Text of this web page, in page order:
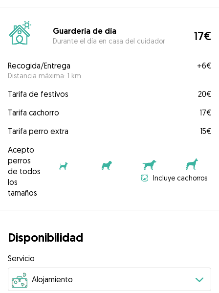
Guardería de día
Durante el día en casa del cuidador 17€
Recogida/Entrega
Distancia máxima: 1 km
+6€
Tarifa de festivos
20€
Tarifa cachorro
17€
Tarifa perro extra
15€
Acepto
perros
de todos
los
tamaños
Incluye cachorros
Disponibilidad
Servicio